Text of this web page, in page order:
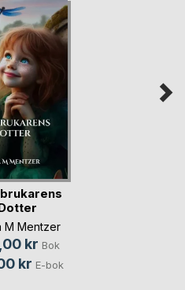
M Mentzer
kr Bok
kr E-bok